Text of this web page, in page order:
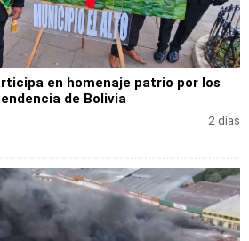
en homenaje patrio por los
de Bolivia
2 días